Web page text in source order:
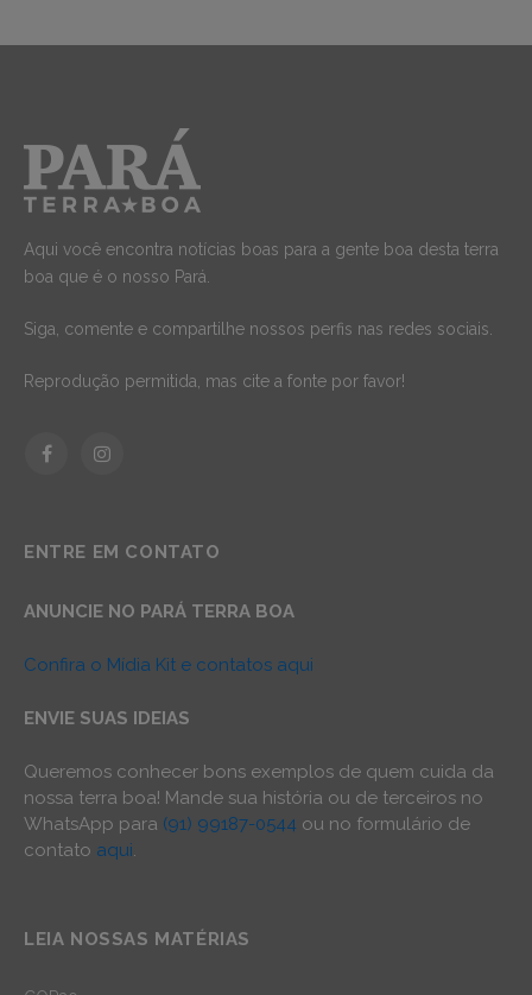
Aqui você encontra notícias boas para a gente boa desta terra
boa que é o nosso Pará.
Siga, comente e compartilhe nossos perfis nas redes sociais.
Reprodução permitida, mas cite a fonte por favor!
FacebookInstagram
ENTRE EM CONTATO
ANUNCIE NO PARÁ TERRA BOA
Confira o Mídia Kit e contatos aqui
ENVIE SUAS IDEIAS
Queremos conhecer bons exemplos de quem cuida da
nossa terra boa! Mande sua história ou de terceiros no
WhatsApp para (91) 99187-0544 ou no formulário de
contato aqui.
LEIA NOSSAS MATÉRIAS